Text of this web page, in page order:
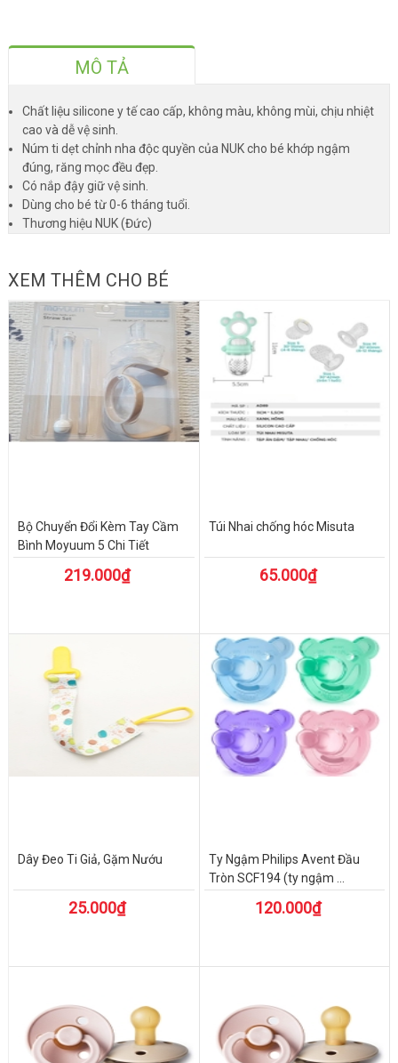
MÔ TẢ
Chất liệu silicone y tế cao cấp, không màu, không mùi, chịu nhiệt
cao và dễ vệ sinh.
Núm ti dẹt chỉnh nha độc quyền của NUK cho bé khớp ngậm
đúng, răng mọc đều đẹp.
Có nắp đậy giữ vệ sinh.
Dùng cho bé từ 0-6 tháng tuổi.
Thương hiệu NUK (Đức)
XEM THÊM CHO BÉ
Bộ Chuyển Đổi Kèm Tay Cầm
Bình Moyuum 5 Chi Tiết
219.000₫
Túi Nhai chống hóc Misuta
65.000₫
Dây Đeo Ti Giả, Gặm Nướu
25.000₫
Ty Ngậm Philips Avent Đầu
Tròn SCF194 (ty ngậm ...
120.000₫